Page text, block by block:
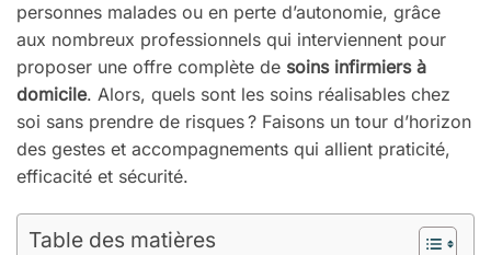
personnes malades ou en perte d’autonomie, grâce
aux nombreux professionnels qui interviennent pour
proposer une offre complète de soins infirmiers à
domicile. Alors, quels sont les soins réalisables chez
soi sans prendre de risques ? Faisons un tour d’horizon
des gestes et accompagnements qui allient praticité,
efficacité et sécurité.
Table des matières